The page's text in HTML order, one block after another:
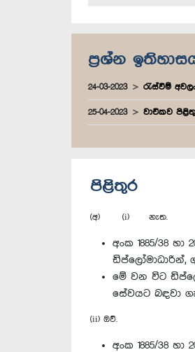
ප්‍රශ්න
24-03-2023 රැස්වීම්
25-04-2023 වාචිකව
පිළිතුර
(අ) (i) නැත.
අංක 1885/38
ඩිප්ලෝමාධාරින්,
මේ වන විට
සේවයට බඳවා
(ii) ඔව්.
අංක 1885/38